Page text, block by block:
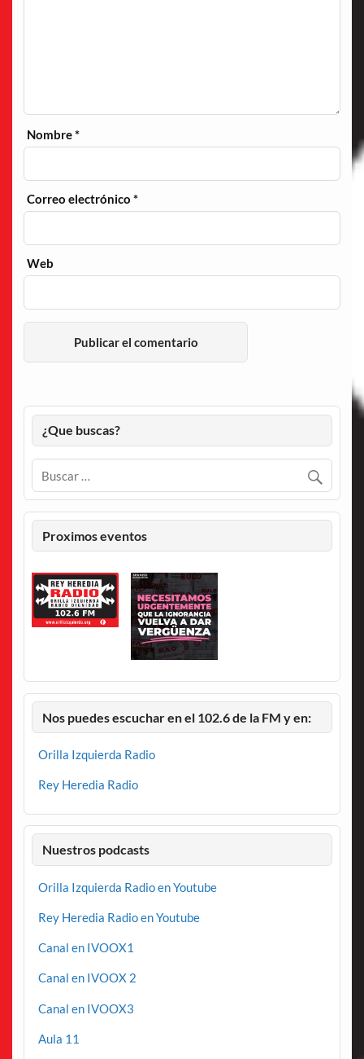
Nombre*
Correo electrónico*
Web
¿Que buscas?
Proximos eventos
Nos puedes escuchar en el 102.6 de la FM y en:
Orilla Izquierda Radio
Rey Heredia Radio
Nuestros podcasts
Orilla Izquierda Radio en Youtube
Rey Heredia Radio en Youtube
Canal en IVOOX1
Canal en IVOOX 2
Canal en IVOOX3
Aula 11